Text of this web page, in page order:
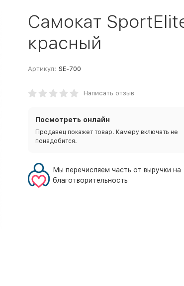
Самокат
красный
Артикул: SE-700
Написать отзыв
Посмотреть онлайн
Продавец покажет товар. Камеру включать не
понадобится.
Мы перечисляем часть от выручки на
благотворительность